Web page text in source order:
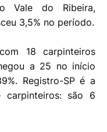
Vale do Ribeira,
3,5% no período.
18 carpinteiros
a 25 no início
Registro-SP é a
carpinteiros: são 6